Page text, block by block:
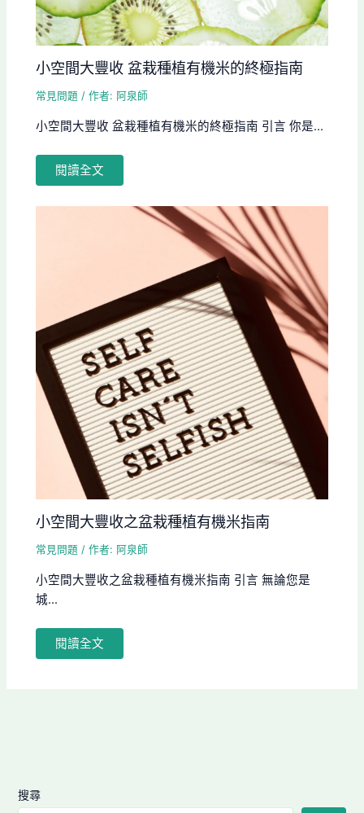
小空間大豐收 盆栽種植有機米的終極指南
常見問題 / 作者: 阿泉師
小空間大豐收 盆栽種植有機米的終極指南 引言 你是...
閱讀全文
小空間大豐收之盆栽種植有機米指南
常見問題 / 作者: 阿泉師
小空間大豐收之盆栽種植有機米指南 引言 無論您是
城...
閱讀全文
搜尋